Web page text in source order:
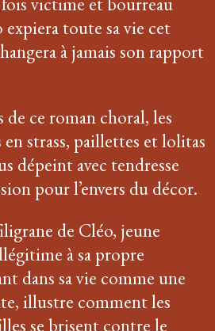
toute sa vie cet
à jamais son rapport
ce roman choral, les
en strass, paillettes et lolitas
dépeint avec tendresse
pour l’envers du décor.
de Cléo, jeune
à sa propre
dans sa vie comme une
illustre comment les
se brisent contre le